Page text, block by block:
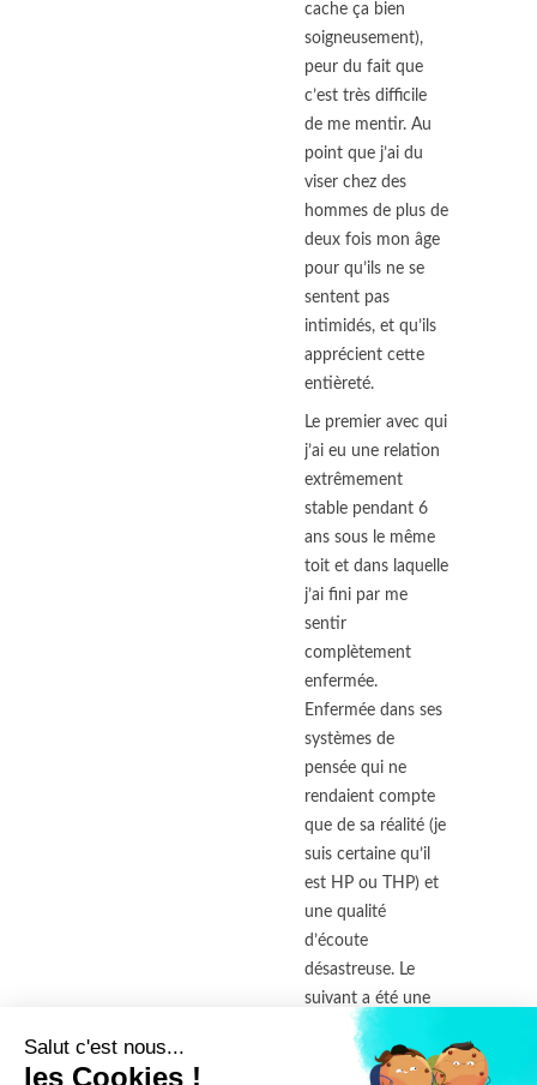
cache ça bien
soigneusement),
peur du fait que
c’est très difficile
de me mentir. Au
point que j’ai du
viser chez des
hommes de plus de
deux fois mon âge
pour qu’ils ne se
sentent pas
intimidés, et qu’ils
apprécient cette
entièreté.
Le premier avec qui
j’ai eu une relation
extrêmement
stable pendant 6
ans sous le même
toit et dans laquelle
j’ai fini par me
sentir
complètement
enfermée.
Enfermée dans ses
systèmes de
pensée qui ne
rendaient compte
que de sa réalité (je
suis certaine qu’il
est HP ou THP) et
une qualité
d’écoute
désastreuse. Le
suivant a été une
aventure où je me
suis complètement
Salut c'est nous...
les Cookies !